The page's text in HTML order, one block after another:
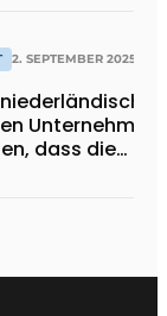
2. SEPTEMBER 2025
Unternehmen
dass die